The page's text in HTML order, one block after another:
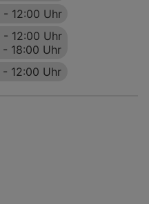
- 12:00 Uhr
- 12:00 Uhr
- 18:00 Uhr
- 12:00 Uhr